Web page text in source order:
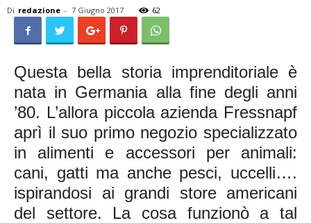
Di redazione - 7 Giugno 2017 62
Questa bella storia imprenditoriale è
nata in Germania alla fine degli anni
’80. L’allora piccola azienda Fressnapf
aprì il suo primo negozio specializzato
in alimenti e accessori per animali:
cani, gatti ma anche pesci, uccelli….
ispirandosi ai grandi store americani
del settore. La cosa funzionò a tal